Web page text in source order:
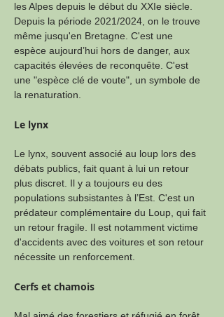
les Alpes depuis le début du XXIe siècle.
Depuis la période 2021/2024, on le trouve
même jusqu'en Bretagne. C'est une
espèce aujourd’hui hors de danger, aux
capacités élevées de reconquête. C'est
une "espèce clé de voute", un symbole de
la renaturation.
Le lynx
Le lynx, souvent associé au loup lors des
débats publics, fait quant à lui un retour
plus discret. Il y a toujours eu des
populations subsistantes à l’Est. C'est un
prédateur complémentaire du Loup, qui fait
un retour fragile. Il est notamment victime
d'accidents avec des voitures et son retour
nécessite un renforcement.
Cerfs et chamois